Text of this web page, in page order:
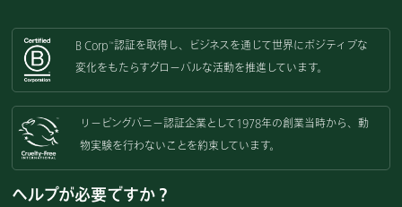
B Corp ™認証を取得し、
ビジネスを通じて世界にポジティブな
変化をもたらすグローバルな活動を推進しています。
リーピングバニー認証企業として 1978年の創業当時から、動
物実験を行わないことを約束しています。
ヘルプが必要ですか？